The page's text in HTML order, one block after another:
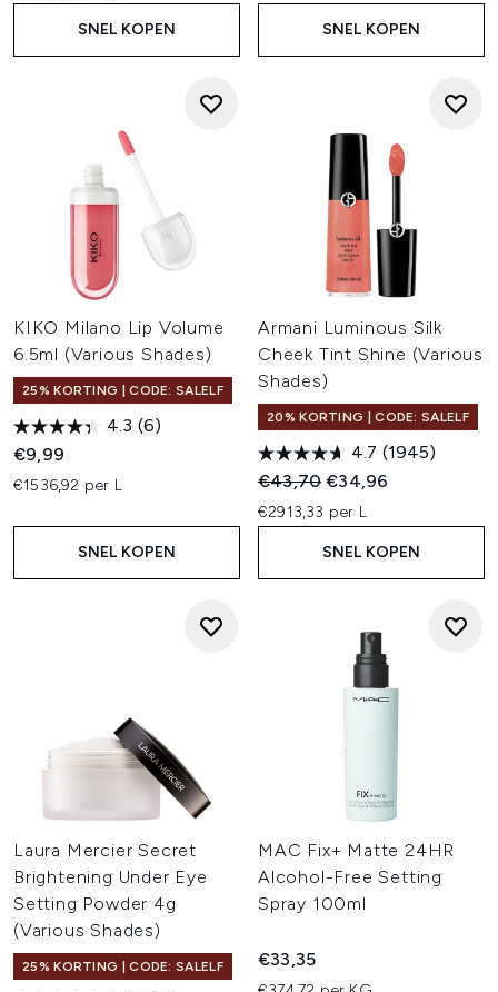
SNEL KOPEN SNEL KOPEN
KIKO Milano Lip Volume
6.5ml (Various Shades)
25% KORTING | CODE: SALELF
4.3 (6)
€9,99
€1536,92 per L
SNEL KOPEN
Armani Luminous Silk
Cheek Tint Shine (Various
Shades)
20% KORTING | CODE: SALELF
4.7 (1945)
Recommended Retail Price:
€43,70Huidige prijs:
€34,96
€2913,33 per L
SNEL KOPEN
Laura Mercier Secret
Brightening Under Eye
Setting Powder 4g
(Various Shades)
25% KORTING | CODE: SALELF
MAC Fix+ Matte 24HR
Alcohol-Free Setting
Spray 100ml
€33,35